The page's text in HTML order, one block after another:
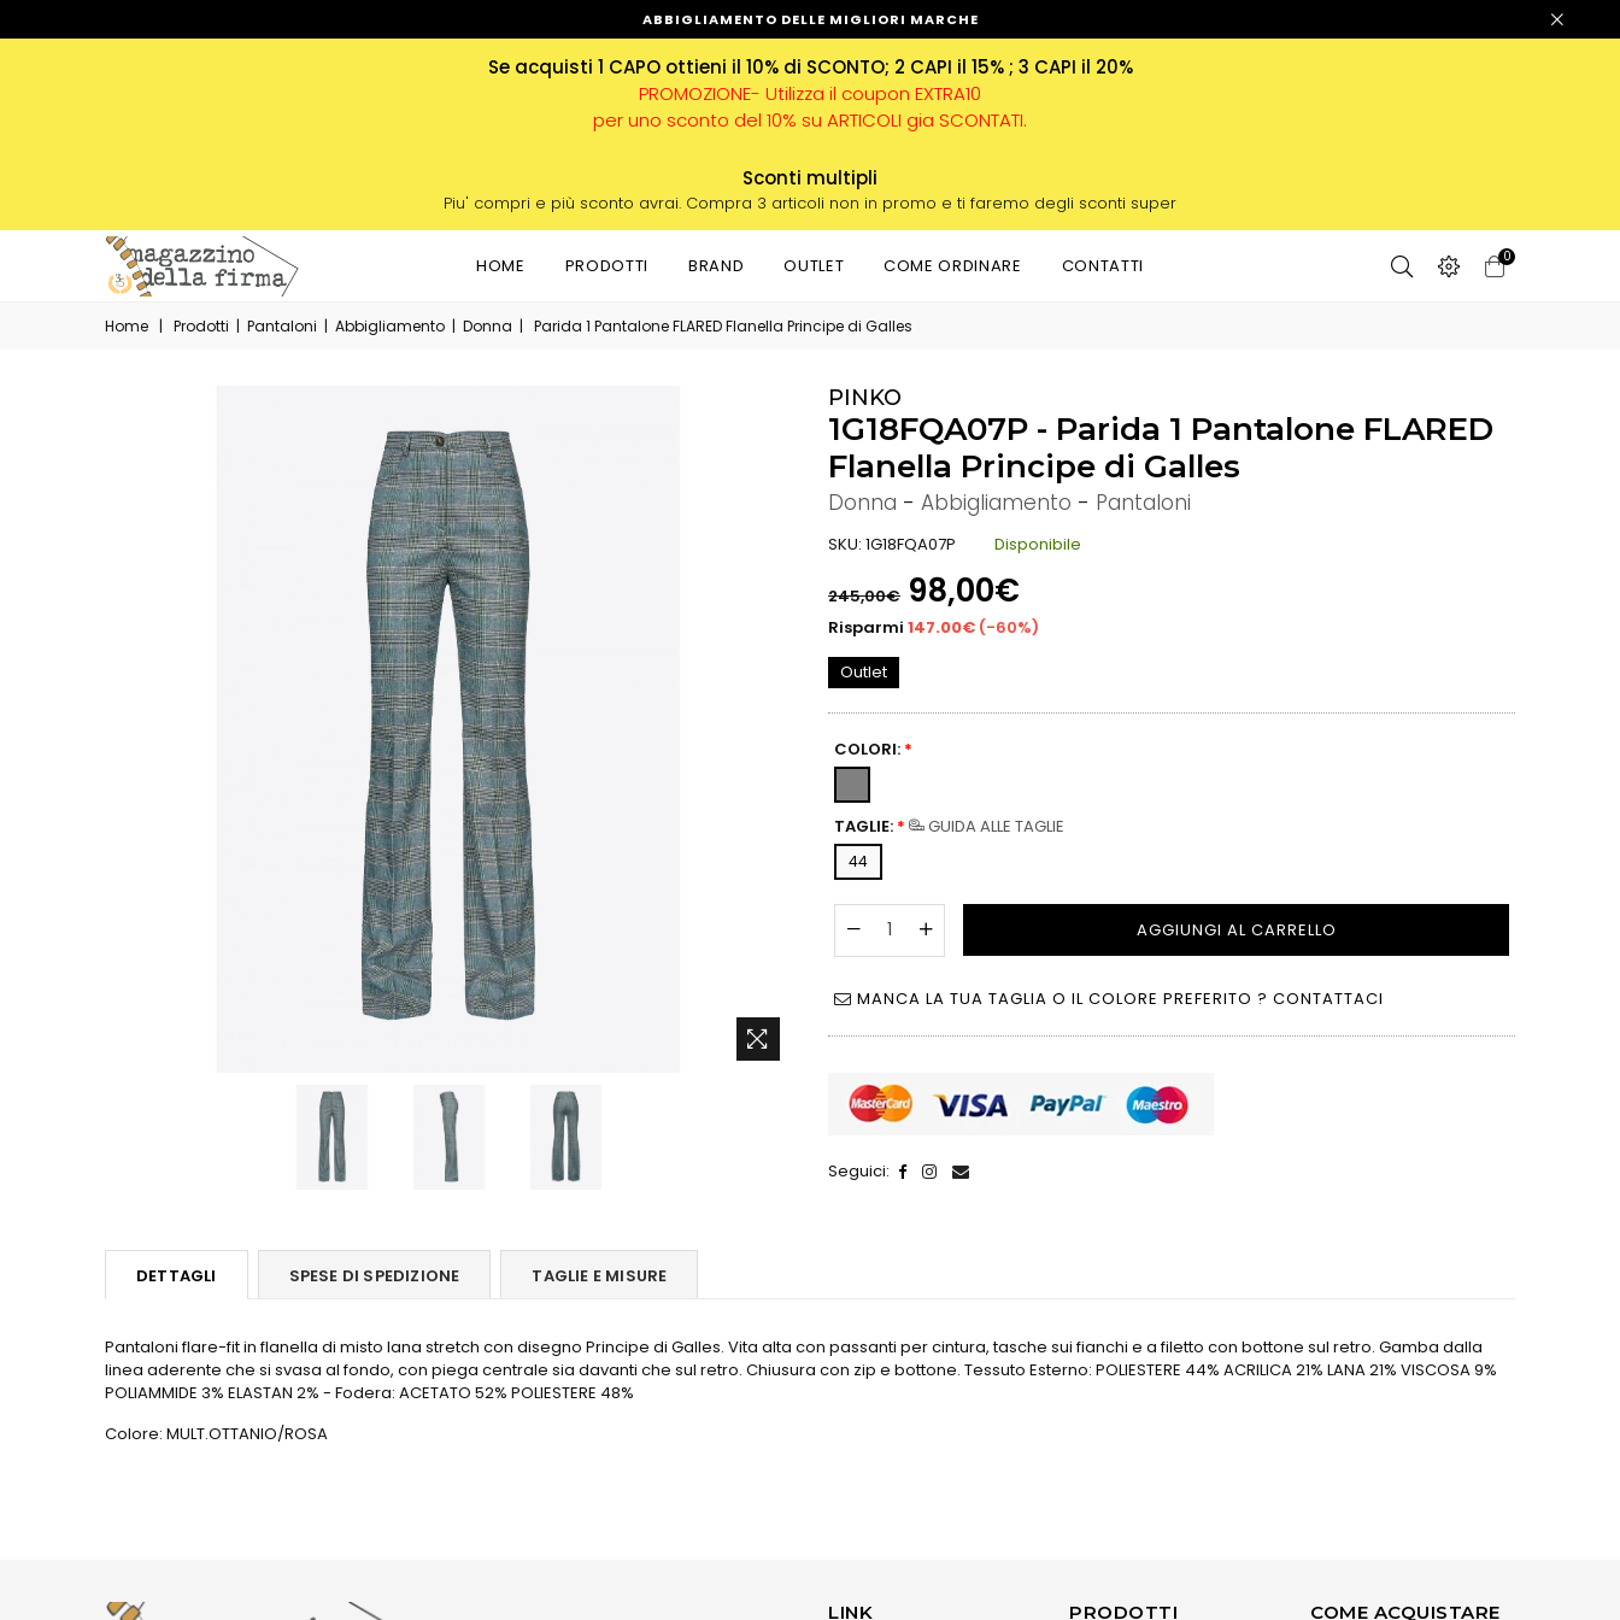
ABBIGLIAMENTO DELLE MIGLIORI MARCHE
Se acquisti 1 CAPO ottieni il 10% di SCONTO; 2 CAPI il 15% ; 3 CAPI il 20%
PROMOZIONE- Utilizza il coupon EXTRA10
per uno sconto del 10% su ARTICOLI gia SCONTATI.
Sconti multipli
Piu' compri e più sconto avrai. Compra 3 articoli non in promo e ti faremo degli sconti super
HOME PRODOTTI BRAND OUTLET COME ORDINARE CONTATTI 0
Home | Prodotti | Pantaloni | Abbigliamento | Donna | Parida 1 Pantalone FLARED Flanella Principe di Galles
PINKO
1G18FQA07P - Parida 1 Pantalone FLARED
Flanella Principe di Galles
Donna - Abbigliamento - Pantaloni
SKU: 1G18FQA07P
Disponibile
di
listino
245,00€ 98,00€
Risparmi 147.00€ (-60%)
Outlet
COLORI: *
TAGLIE: * GUIDA ALLE TAGLIE
44
AGGIUNGI AL CARRELLO
MANCA LA TUA TAGLIA O IL COLORE PREFERITO ? CONTATTACI
Seguici:
DETTAGLI SPESE DI SPEDIZIONE TAGLIE E MISURE
Pantaloni flare-fit in flanella di misto lana stretch con disegno Principe di Galles. Vita alta con passanti per cintura, tasche sui fianchi e a filetto con bottone sul retro. Gamba dalla
linea aderente che si svasa al fondo, con piega centrale sia davanti che sul retro. Chiusura con zip e bottone. Tessuto Esterno: POLIESTERE 44% ACRILICA 21% LANA 21% VISCOSA 9%
POLIAMMIDE 3% ELASTAN 2% - Fodera: ACETATO 52% POLIESTERE 48%
Colore: MULT.OTTANIO/ROSA
LINK PRODOTTI COME ACQUISTARE